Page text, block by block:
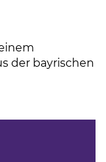
der bayrischen